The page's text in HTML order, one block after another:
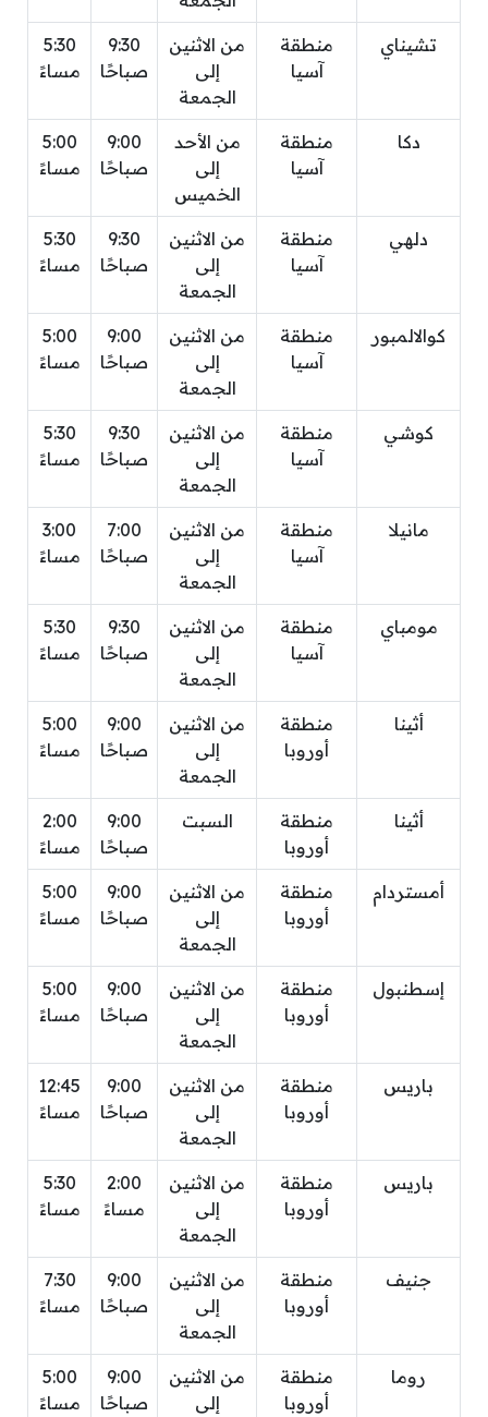
تشيناي
منطقة
آسيا
من الاثنين
إلى
الجمعة
9:30
صباحًا
5:30
مساءً
دكا
منطقة
آسيا
من الأحد
إلى
الخميس
9:00
صباحًا
5:00
مساءً
دلهي
منطقة
آسيا
من الاثنين
إلى
الجمعة
9:30
صباحًا
5:30
مساءً
كوالالمبور
منطقة
آسيا
من الاثنين
إلى
الجمعة
9:00
صباحًا
5:00
مساءً
كوشي
منطقة
آسيا
من الاثنين
إلى
الجمعة
9:30
صباحًا
5:30
مساءً
مانيلا
منطقة
آسيا
من الاثنين
إلى
الجمعة
7:00
صباحًا
3:00
مساءً
مومباي
منطقة
آسيا
من الاثنين
إلى
الجمعة
9:30
صباحًا
5:30
مساءً
أثينا
منطقة
أوروبا
من الاثنين
إلى
الجمعة
9:00
صباحًا
5:00
مساءً
أثينا
منطقة
أوروبا
السبت
9:00
صباحًا
2:00
مساءً
أمستردام
منطقة
أوروبا
من الاثنين
إلى
الجمعة
9:00
صباحًا
5:00
مساءً
إسطنبول
منطقة
أوروبا
من الاثنين
إلى
الجمعة
9:00
صباحًا
5:00
مساءً
باريس
منطقة
أوروبا
من الاثنين
إلى
الجمعة
9:00
صباحًا
12:45
مساءً
باريس
منطقة
أوروبا
من الاثنين
إلى
الجمعة
2:00
مساءً
5:30
مساءً
جنيف
منطقة
أوروبا
من الاثنين
إلى
الجمعة
9:00
صباحًا
7:30
مساءً
روما
منطقة
أوروبا
من الاثنين
إلى
9:00
صباحًا
5:00
مساءً